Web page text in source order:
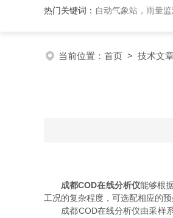
热门关键词： 自动气象站，雨量
当前位置： 首页 > 技术文
成都COD在线分析仪能够根
工况的复杂程度，可选配相应的
成都COD在线分析仪由采样系